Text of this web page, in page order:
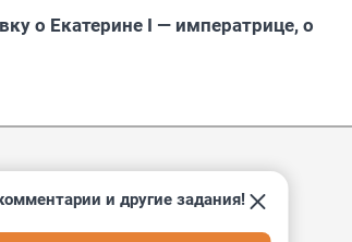
о Екатерине I — императрице, о
и другие задания!